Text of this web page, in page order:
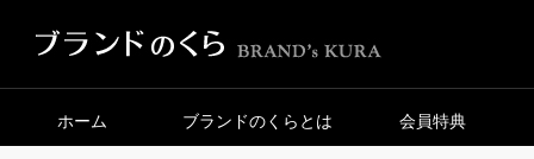
ホーム ブランドのくらとは 会員特典